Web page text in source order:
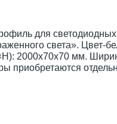
для светодиодных
света». Цвет-
2000x70x70 мм.
приобретаются